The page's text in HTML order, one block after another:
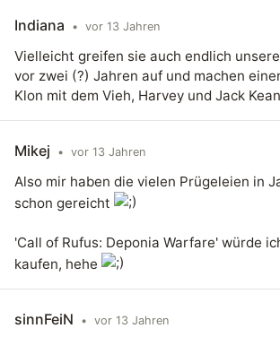
Indiana • vor 13 Jahren
Vielleicht greifen sie auch endlich
vor zwei (?) Jahren auf und machen
Klon mit dem Vieh, Harvey und Jack
Mikej • vor 13 Jahren
Also mir haben die vielen Prügeleien in
schon gereicht
'Call of Rufus: Deponia Warfare' würde
kaufen, hehe
sinnFeiN • vor 13 Jahren